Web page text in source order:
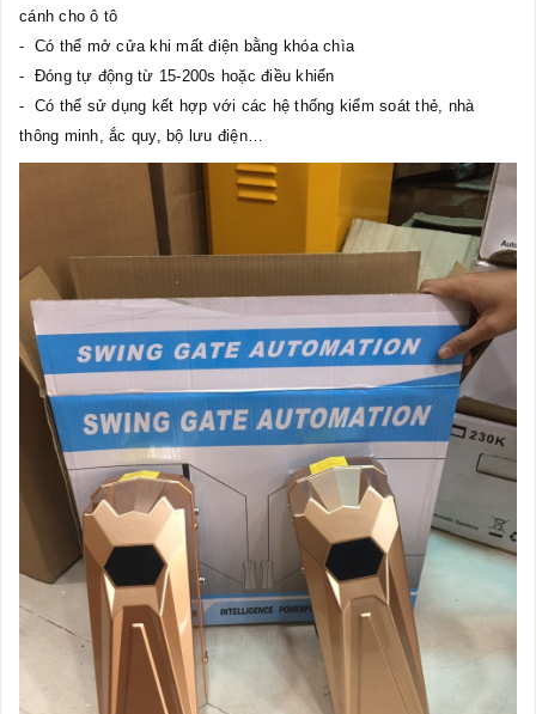
cánh cho ô tô
- Có thể mở cửa khi mất điện bằng khóa chìa
- Đóng tự động từ 15-200s hoặc điều khiển
- Có thể sử dụng kết hợp với các hệ thống kiểm soát thẻ, nhà
thông minh, ắc quy, bộ lưu điện…